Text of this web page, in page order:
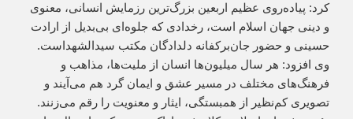
کرد: پیاده‌روی عظیم اربعین بزرگ‌ترین رزمایش انسانی، معنوی
و دینی جهان اسلام است، رخدادی که جلوه‌ای بی‌بدیل از ارادت
حسینی و حضور جان‌برکفانه دلدادگان مکتب سیدالشهداست.
وی افزود: هر سال میلیون‌ها انسان از ملیت‌ها، مذاهب و
فرهنگ‌های مختلف در مسیر عشق و ایمان گرد هم می‌آیند و
تصویری کم‌نظیر از همبستگی، ایثار و معنویت را رقم می‌زنند.